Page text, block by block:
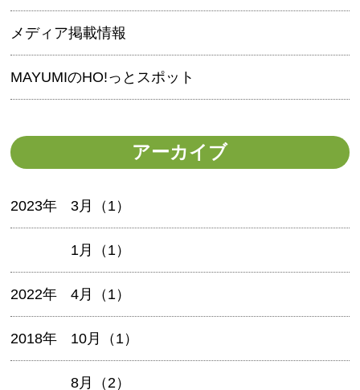
メディア掲載情報
MAYUMIのHO!っとスポット
アーカイブ
2023年 3月（1）
1月（1）
2022年 4月（1）
2018年 10月（1）
8月（2）